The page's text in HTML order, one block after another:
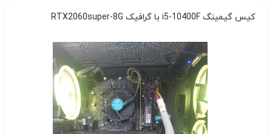
کیس گیمینگ i5-10400F با گرافیک RTX2060super-8G